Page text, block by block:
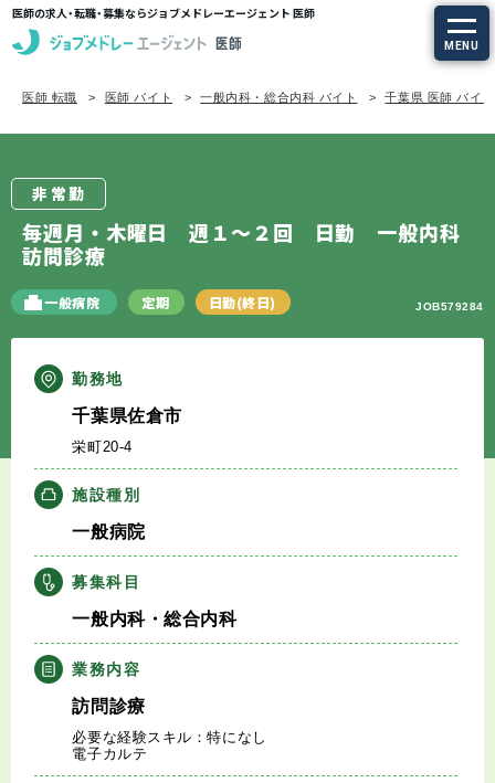
医師の求人・転職・募集ならジョブメドレーエージェント 医師
MENU
求人を探す
定期非常勤の求人
エージェントサービスTOP
サービスの流れ
キャリアアドバイザー紹介
医師の求人・転職Q&A
知りたい・聞きたい
転職成功事例
医師の転職マニュアル
医師 転職 医師 バイト 一般内科・総合内科 バイト 千葉県 医師 バイト
非常勤
毎週月・木曜日 週１～２回 日勤 一般内科
訪問診療
一般病院 定期 日勤(終日) JOB579284
勤務地
千葉県佐倉市
栄町20-4
施設種別
一般病院
募集科目
一般内科・総合内科
業務内容
訪問診療
必要な経験スキル：特になし
電子カルテ